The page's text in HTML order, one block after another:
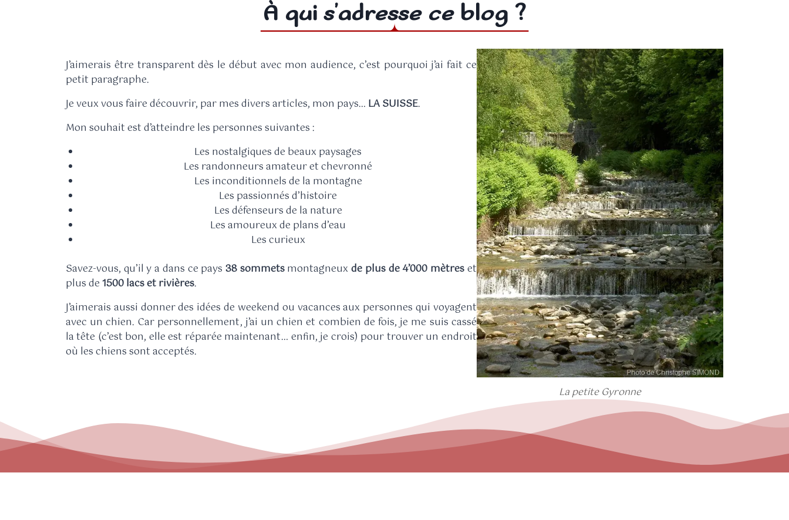
À qui s’adresse ce blog ?
J’aimerais être transparent dès le début avec mon audience, c’est pourquoi j’ai fait ce
petit paragraphe.
Je veux vous faire découvrir, par mes divers articles, mon pays… LA SUISSE.
Mon souhait est d’atteindre les personnes suivantes :
Les nostalgiques de beaux paysages
Les randonneurs amateur et chevronné
Les inconditionnels de la montagne
Les passionnés d’histoire
Les défenseurs de la nature
Les amoureux de plans d’eau
Les curieux
Savez-vous, qu’il y a dans ce pays38 sommetsmontagneuxde plus de 4’000 mètreset
plus de1500 lacs et rivières.
J’aimerais aussi donner des idées de weekend ou vacances aux personnes qui voyagent
avec un chien. Car personnellement, j’ai un chien et combien de fois, je me suis cassé
la tête (c’est bon, elle est réparée maintenant… enfin, je crois) pour trouver un endroit
où les chiens sont acceptés.
La petite Gyronne